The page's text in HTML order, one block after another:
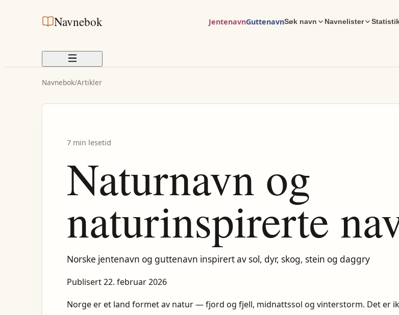
Navnebok JentenavnGuttenavnSøk navn Navnelister
Navnebok/Artikler
7 min lesetid
Naturnavn og
naturinspirerte
Norske jentenavn og guttenavn inspirert av sol, dyr, skog, stein og daggry
Publisert 22. februar 2026
Norge er et land formet av natur — fjord og fjell, midnattssol og vinterstorm. Det er